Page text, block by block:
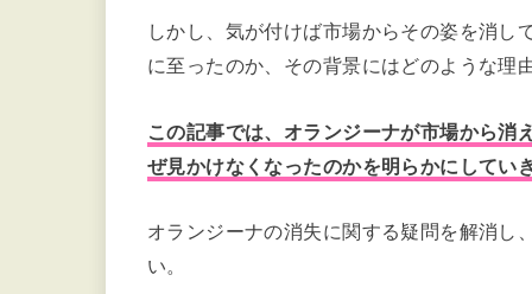
しかし、気が付けば市場からその姿を消し
に至ったのか、その背景にはどのような理
この記事では、オランジーナが市場から消
ぜ見かけなくなったのかを明らかにしてい
オランジーナの消失に関する疑問を解消し
い。